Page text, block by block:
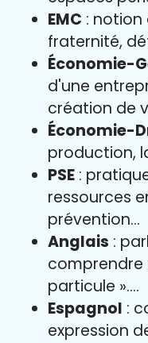
EMC : notion
fraternité,
Économie-
d'une
création de
Économie-
production,
PSE :
ressources
prévention…
Anglais :
comprendre
particule »….
Espagnol :
expression